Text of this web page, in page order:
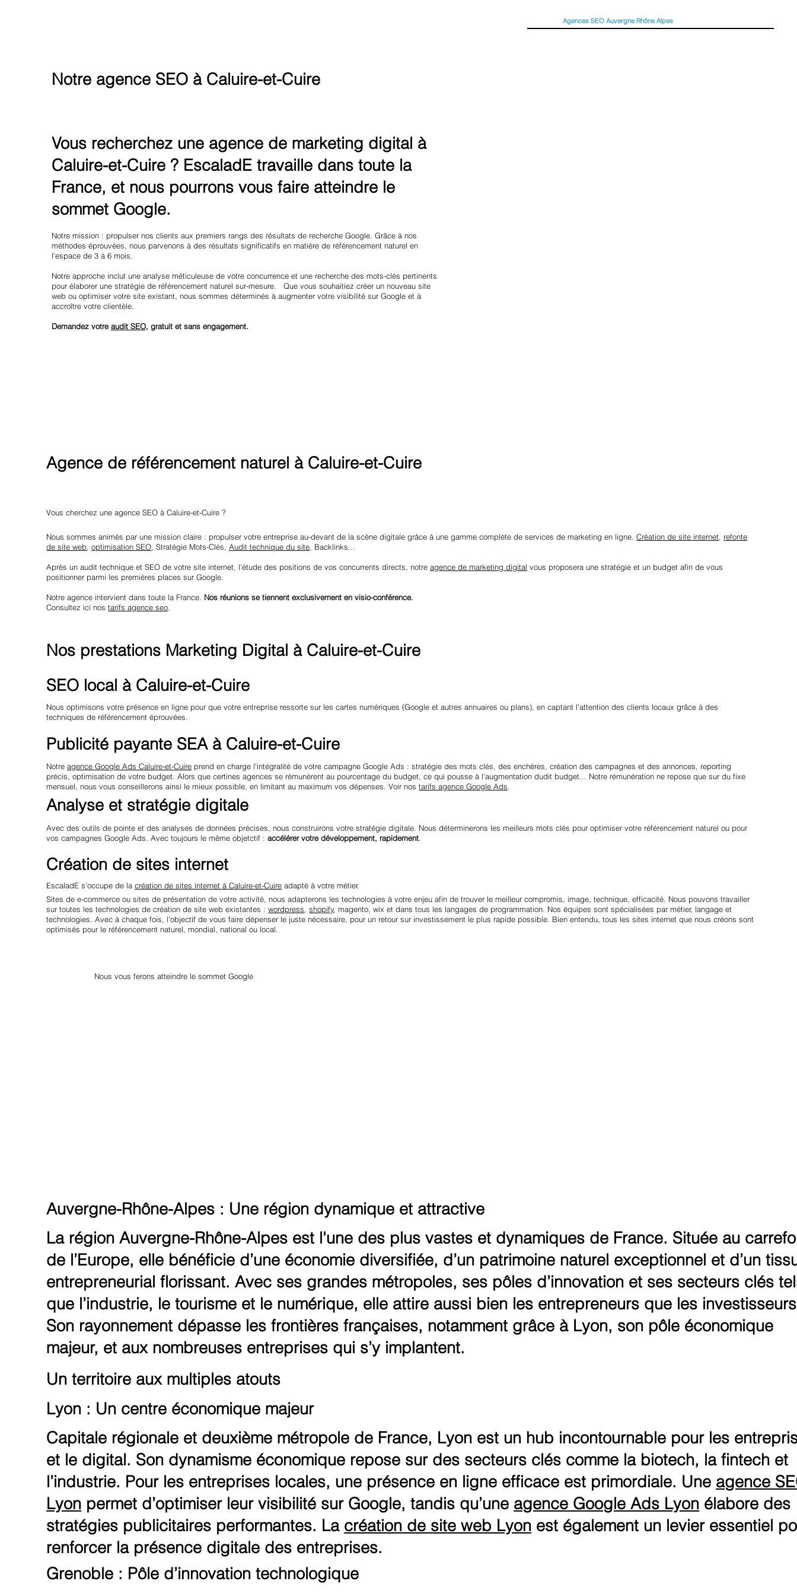
Notre agence SEO à Caluire-et-Cuire
Vous recherchez une agence de marketing digital à
Caluire-et-Cuire ? EscaladE travaille dans toute la
France, et nous pourrons vous faire atteindre le
sommet Google.
Notre mission : propulser nos clients aux premiers rangs des résultats de recherche Google. Grâce à nos
méthodes éprouvées, nous parvenons à des résultats significatifs en matière de référencement naturel en
l'espace de 3 à 6 mois.
Notre approche inclut une analyse méticuleuse de votre concurrence et une recherche des mots-clés pertinents
pour élaborer une stratégie de référencement naturel sur-mesure. Que vous souhaitiez créer un nouveau site
web ou optimiser votre site existant, nous sommes déterminés à augmenter votre visibilité sur Google et à
accroître votre clientèle.
Demandez votre audit SEO, gratuit et sans engagement.
Agences SEO Auvergne Rhône Alpes
Agence de référencement naturel à Caluire-et-Cuire
Vous cherchez une agence SEO à Caluire-et-Cuire ?
Nous sommes animés par une mission claire : propulser votre entreprise au-devant de la scène digitale grâce à une gamme complète de services de marketing en ligne.Création de site internet, refonte
de site web,optimisation SEO, Stratégie Mots-Clés,Audit technique du site, Backlinks...
Après un audit technique et SEO de votre site internet, l'étude des positions de vos concurrents directs, notreagence de marketing digital vous proposera une stratégie et un budget afin de vous
positionner parmi les premières places sur Google.
Notre agence intervient dans toute la France. Nos réunions se tiennent exclusivement en visio-conférence.
Consultez ici nostarifs agence seo.
Nos prestations Marketing Digital à Caluire-et-Cuire
SEO local à Caluire-et-Cuire
Nous optimisons votre présence en ligne pour que votre entreprise ressorte sur les cartes numériques (Google et autres annuaires ou plans), en captant l'attention des clients locaux grâce à des
techniques de référencement éprouvées.
Publicité payante SEA à Caluire-et-Cuire
Notreagence Google Ads Caluire-et-Cuire prend en charge l'intégralité de votre campagne Google Ads : stratégie des mots clés, des enchères, création des campagnes et des annonces, reporting
précis, optimisation de votre budget. Alors que certines agences se rémunèrent au pourcentage du budget, ce qui pousse à l'augmentation dudit budget... Notre rémunération ne repose que sur du fixe
mensuel, nous vous conseillerons ainsi le mieux possible, en limitant au maximum vos dépenses. Voir nostarifs agence Google Ads.
Analyse et stratégie digitale
Avec des outils de pointe et des analyses de données précises, nous construirons votre stratégie digitale. Nous déterminerons les meilleurs mots clés pour optimiser votre référencement naturel ou pour
vos campagnes Google Ads. Avec toujours le même objetctif :accélérer votre développement, rapidement.
Création de sites internet
EscaladE s'occupe de lacréation de sites internet à Caluire-et-Cuire adapté à votre métier.
Sites de e-commerce ou sites de présentation de votre activité, nous adapterons les technologies à votre enjeu afin de trouver le meilleur compromis, image, technique, efficacité. Nous pouvons travailler
sur toutes les technologies de création de site web existantes :wordpress,shopify, magento, wix et dans tous les langages de programmation. Nos équipes sont spécialisées par métier, langage et
technologies. Avec à chaque fois, l'objectif de vous faire dépenser le juste nécessaire, pour un retour sur investissement le plus rapide possible. Bien entendu, tous les sites internet que nous créons sont
optimisés pour le référencement naturel, mondial, national ou local.
Nous vous ferons atteindre le sommet Google
Auvergne-Rhône-Alpes : Une région dynamique et attractive
La région Auvergne-Rhône-Alpes est l'une des plus vastes et dynamiques de France. Située au
de l’Europe, elle bénéficie d’une économie diversifiée, d’un patrimoine naturel exceptionnel et d’un
entrepreneurial florissant. Avec ses grandes métropoles, ses pôles d’innovation et ses secteurs clés
que l’industrie, le tourisme et le numérique, elle attire aussi bien les entrepreneurs que les
Son rayonnement dépasse les frontières françaises, notamment grâce à Lyon, son pôle économique
majeur, et aux nombreuses entreprises qui s’y implantent.
Un territoire aux multiples atouts
Lyon : Un centre économique majeur
Capitale régionale et deuxième métropole de France, Lyon est un hub incontournable pour les
et le digital. Son dynamisme économique repose sur des secteurs clés comme la biotech, la fintech et
l’industrie. Pour les entreprises locales, une présence en ligne efficace est primordiale. Une agence
Lyon permet d’optimiser leur visibilité sur Google, tandis qu’une agence Google Ads Lyon élabore des
stratégies publicitaires performantes. La création de site web Lyon est également un levier essentiel
renforcer la présence digitale des entreprises.
Grenoble : Pôle d’innovation technologique